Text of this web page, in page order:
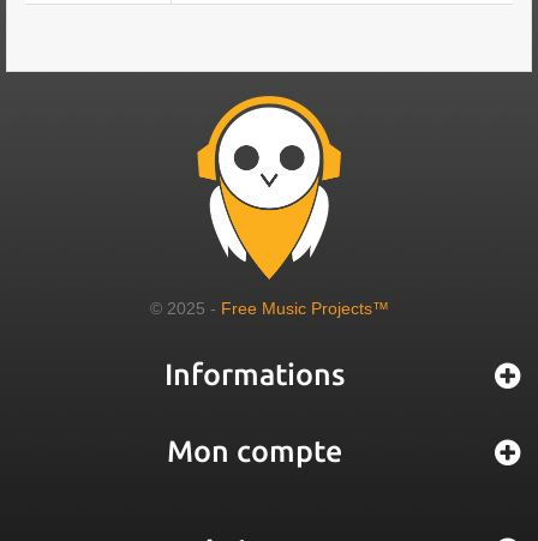
© 2025 - Free Music Projects™
Informations
Mon compte